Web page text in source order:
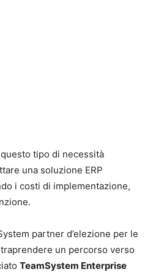
tipo di necessità
una soluzione ERP
i costi di implementazione,
partner d’elezione per le
un percorso verso
TeamSystem Enterprise